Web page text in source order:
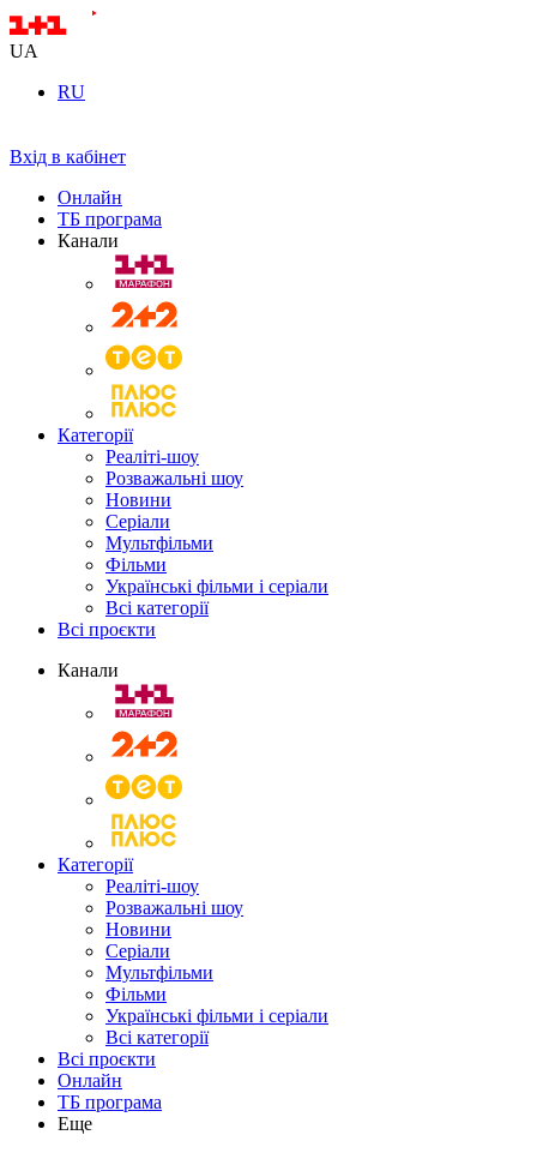
UA
RU
Вхід в кабінет
Онлайн
ТБ програма
Канали
Категорії
Реаліті-шоу
Розважальні шоу
Новини
Серіали
Мультфільми
Фільми
Українські фільми і серіали
Всі категорії
Всі проєкти
Канали
Категорії
Реаліті-шоу
Розважальні шоу
Новини
Серіали
Мультфільми
Фільми
Українські фільми і серіали
Всі категорії
Всі проєкти
Онлайн
ТБ програма
Еще